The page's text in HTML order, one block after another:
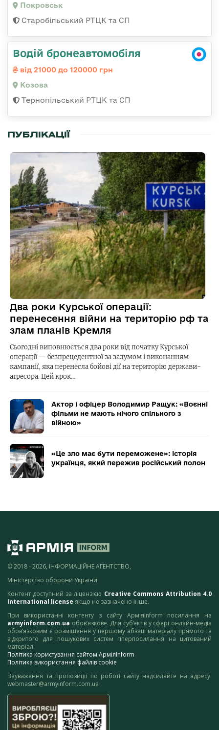
Покровськ
Старобільський РТЦК та СП
Водій бронеавтомобіля
від 21000 до 120000 грн
Козова
Тернопільський РТЦК та СП
ПУБЛІКАЦІЇ
Два роки Курської операції:
перенесення війни на територію рф та
злам планів Кремля
Сьогодні виповнюється два роки від початку Курської
операції — безпрецедентної за задумом і виконанням
кампанії, яка перенесла бойові дії на територію держави-
агресора. Цей крок…
Актор і офіцер Володимир Ращук: «Воєнні
фільми не мають нічого спільного з
війною»
«Це зло має бути переможене»: історія
українця, який пережив російський полон
© 2018 - 2026, ІНФОРМАЦІЙНЕ АГЕНТСТВО,
Міністерство оборони України
Контент доступний за ліцензією Creative Commons Attribution 4.0
International license якщо не зазначено інше.
При використанні контенту з сайту АрміяInform посилання на
armyinform.com.ua обов’язкове. Для суб’єктів у сфері онлайн-медіа
обов’язковим є розміщення у першому абзаці матеріалу прямого та
відкритого для пошукових систем гіперпосилання на цитований
матеріал.
Політика користування сайтом АрміяInform
Політика використання файлів cookie
Зауваження та пропозиції по роботі сайту надсилайте на адресу:
webmaster@armyinform.com.ua